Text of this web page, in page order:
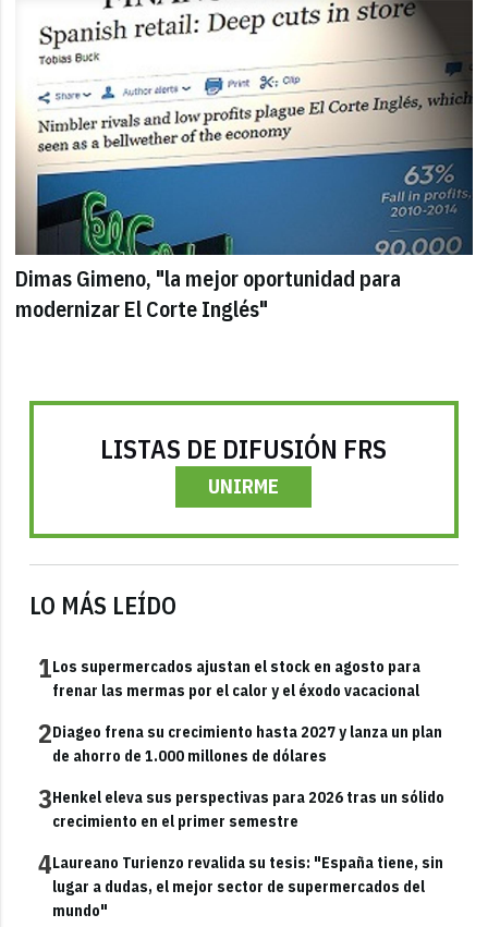
Dimas Gimeno, "la mejor oportunidad para
modernizar El Corte Inglés"
LISTAS DE DIFUSIÓN FRS
UNIRME
LO MÁS LEÍDO
1Los supermercados ajustan el stock en agosto para
frenar las mermas por el calor y el éxodo vacacional
2Diageo frena su crecimiento hasta 2027 y lanza un plan
de ahorro de 1.000 millones de dólares
3Henkel eleva sus perspectivas para 2026 tras un sólido
crecimiento en el primer semestre
4Laureano Turienzo revalida su tesis: "España tiene, sin
lugar a dudas, el mejor sector de supermercados del
mundo"